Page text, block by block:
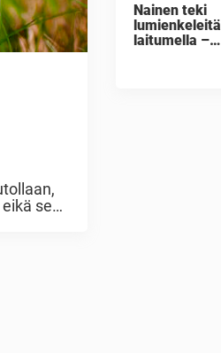
se
Nainen teki
lumienkeleitä
laitumella –